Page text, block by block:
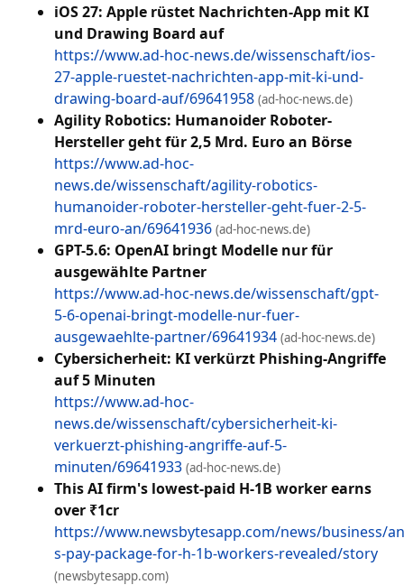
iOS 27: Apple rüstet Nachrichten-App mit KI
und Drawing Board auf
https://www.ad-hoc-news.de/wissenschaft/ios-
27-apple-ruestet-nachrichten-app-mit-ki-und-
drawing-board-auf/69641958 (ad-hoc-news.de)
Agility Robotics: Humanoider Roboter-
Hersteller geht für 2,5 Mrd. Euro an Börse
https://www.ad-hoc-
news.de/wissenschaft/agility-robotics-
humanoider-roboter-hersteller-geht-fuer-2-5-
mrd-euro-an/69641936 (ad-hoc-news.de)
GPT-5.6: OpenAI bringt Modelle nur für
ausgewählte Partner
https://www.ad-hoc-news.de/wissenschaft/gpt-
5-6-openai-bringt-modelle-nur-fuer-
ausgewaehlte-partner/69641934 (ad-hoc-news.de)
Cybersicherheit: KI verkürzt Phishing-Angriffe
auf 5 Minuten
https://www.ad-hoc-
news.de/wissenschaft/cybersicherheit-ki-
verkuerzt-phishing-angriffe-auf-5-
minuten/69641933 (ad-hoc-news.de)
This AI firm's lowest-paid H-1B worker earns
over ₹1cr
https://www.newsbytesapp.com/news/business/
s-pay-package-for-h-1b-workers-revealed/story
(newsbytesapp.com)